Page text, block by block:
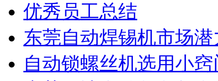
优秀员工总结
东莞自动焊锡机市场
自动锁螺丝机选用小窍